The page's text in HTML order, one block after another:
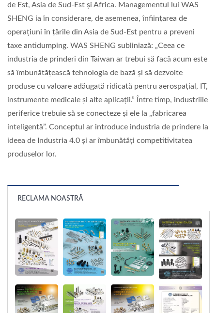
de Est, Asia de Sud-Est și Africa. Managementul lui WAS
SHENG ia în considerare, de asemenea, înființarea de
operațiuni în țările din Asia de Sud-Est pentru a preveni
taxe antidumping. WAS SHENG subliniază: „Ceea ce
industria de prinderi din Taiwan ar trebui să facă acum este
să îmbunătățească tehnologia de bază și să dezvolte
produse cu valoare adăugată ridicată pentru aerospațial, IT,
instrumente medicale și alte aplicații.” Între timp, industriile
periferice trebuie să se conecteze și ele la „fabricarea
inteligentă”. Conceptul ar introduce industria de prindere la
ideea de Industria 4.0 și ar îmbunătăți competitivitatea
produselor lor.
RECLAMA NOASTRĂ